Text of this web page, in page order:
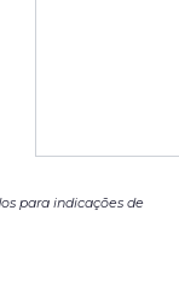
para indicações de